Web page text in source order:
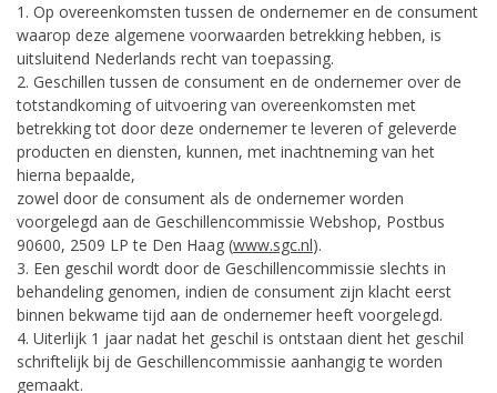
1. Op overeenkomsten tussen de ondernemer en de consument
waarop deze algemene voorwaarden betrekking hebben, is
uitsluitend Nederlands recht van toepassing.
2. Geschillen tussen de consument en de ondernemer over de
totstandkoming of uitvoering van overeenkomsten met
betrekking tot door deze ondernemer te leveren of geleverde
producten en diensten, kunnen, met inachtneming van het
hierna bepaalde,
zowel door de consument als de ondernemer worden
voorgelegd aan de Geschillencommissie Webshop, Postbus
90600, 2509 LP te Den Haag (www.sgc.nl).
3. Een geschil wordt door de Geschillencommissie slechts in
behandeling genomen, indien de consument zijn klacht eerst
binnen bekwame tijd aan de ondernemer heeft voorgelegd.
4. Uiterlijk 1 jaar nadat het geschil is ontstaan dient het geschil
schriftelijk bij de Geschillencommissie aanhangig te worden
gemaakt.